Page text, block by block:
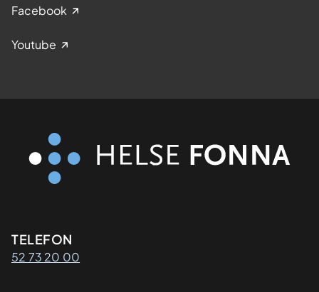
Facebook
Youtube
Kontaktinformasjon
TELEFON
52 73 20 00